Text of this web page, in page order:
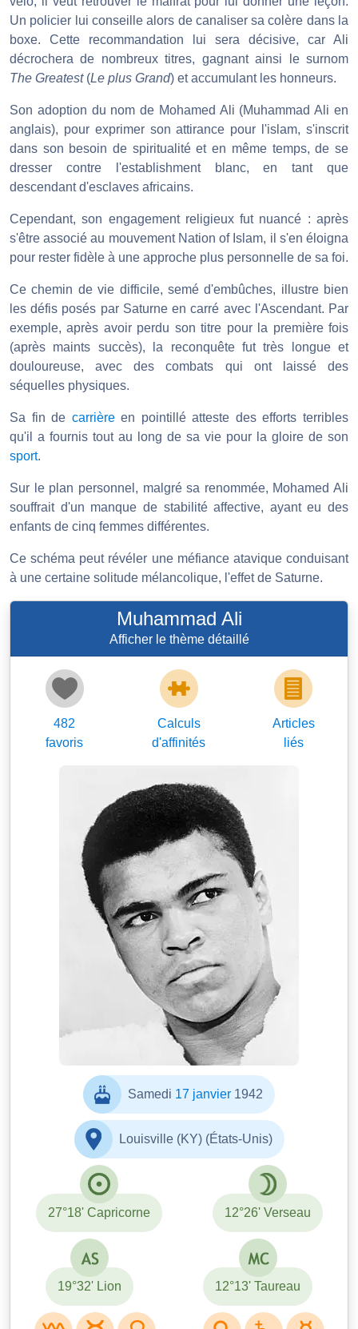
Un policier lui conseille alors de canaliser sa colère dans la
boxe. Cette recommandation lui sera décisive, car Ali
décrochera de nombreux titres, gagnant ainsi le surnom
The Greatest(Le plus Grand) et accumulant les honneurs.
Son adoption du nom de Mohamed Ali (Muhammad Ali en
anglais), pour exprimer son attirance pour l'islam, s'inscrit
dans son besoin de spiritualité et en même temps, de se
dresser contre l'establishment blanc, en tant que
descendant d'esclaves africains.
Cependant, son engagement religieux fut nuancé : après
s'être associé au mouvement Nation of Islam, il s'en éloigna
pour rester fidèle à une approche plus personnelle de sa foi.
Ce chemin de vie difficile, semé d'embûches, illustre bien
les défis posés par Saturne en carré avec l'Ascendant. Par
exemple, après avoir perdu son titre pour la première fois
(après maints succès), la reconquête fut très longue et
douloureuse, avec des combats qui ont laissé des
séquelles physiques.
Sa fin de carrièreen pointillé atteste des efforts terribles
qu'il a fournis tout au long de sa vie pour la gloire de son
sport.
Sur le plan personnel, malgré sa renommée, Mohamed Ali
souffrait d'un manque de stabilité affective, ayant eu des
enfants de cinq femmes différentes.
Ce schéma peut révéler une méfiance atavique conduisant
à une certaine solitude mélancolique, l'effet de Saturne.
Muhammad Ali
Afficher le thème détaillé
482
favoris
Calculs
d'affinités
Articles
liés
Samedi 17 janvier 1942
Louisville (KY) (États-Unis)
27°18' Capricorne 12°26' Verseau
19°32' Lion 12°13' Taureau